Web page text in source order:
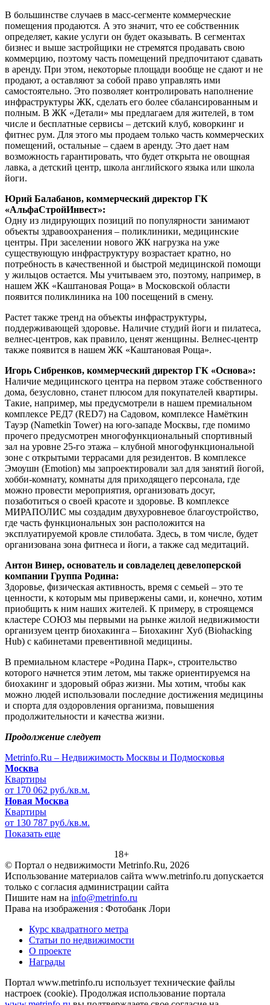
В большинстве случаев в масс-сегменте коммерческие
помещения продаются. А это значит, что ее собственник
определяет, какие услуги он будет оказывать. В сегментах
бизнес и выше застройщики не стремятся продавать свою
коммерцию, поэтому часть помещений предпочитают сдавать
в аренду. При этом, некоторые площади вообще не сдают и не
продают, а оставляют за собой право управлять ими
самостоятельно. Это позволяет контролировать наполнение
инфраструктуры ЖК, сделать его более сбалансированным и
полным. В ЖК «Детали» мы предлагаем для жителей, в том
числе и бесплатные сервисы – детский клуб, коворкинг и
фитнес рум. Для этого мы продаем только часть коммерческих
помещений, остальные – сдаем в аренду. Это дает нам
возможность гарантировать, что будет открыта не овощная
лавка, а детский центр, школа английского языка или школа
йоги.
Юрий Балабанов, коммерческий директор ГК
«АльфаСтройИнвест»:
Одну из лидирующих позиций по популярности занимают
объекты здравоохранения – поликлиники, медицинские
центры. При заселении нового ЖК нагрузка на уже
существующую инфраструктуру возрастает кратно, но
потребность в качественной и быстрой медицинской помощи
у жильцов остается. Мы учитываем это, поэтому, например, в
нашем ЖК «Каштановая Роща» в Московской области
появится поликлиника на 100 посещений в смену.
Растет также тренд на объекты инфраструктуры,
поддерживающей здоровье. Наличие студий йоги и пилатеса,
велнес-центров, как правило, ценят женщины. Велнес-центр
также появится в нашем ЖК «Каштановая Роща».
Игорь Сибренков, коммерческий директор ГК «Основа»:
Наличие медицинского центра на первом этаже собственного
дома, безусловно, станет плюсом для покупателей квартиры.
Такие, например, мы предусмотрели в нашем премиальном
комплексе РЕД7 (RED7) на Садовом, комплексе Намёткин
Тауэр (Nametkin Tower) на юго-западе Москвы, где помимо
прочего предусмотрен многофункциональный спортивный
зал на уровне 25-го этажа – клубной многофункциональной
зоне с открытыми террасами для резидентов. В комплексе
Эмоушн (Emotion) мы запроектировали зал для занятий йогой,
хобби-комнату, комнаты для приходящего персонала, где
можно провести мероприятия, организовать досуг,
позаботиться о своей красоте и здоровье. В комплексе
МИРАПОЛИС мы создадим двухуровневое благоустройство,
где часть функциональных зон расположится на
эксплуатируемой кровле стилобата. Здесь, в том числе, будет
организована зона фитнеса и йоги, а также сад медитаций.
Антон Винер, основатель и совладелец девелоперской
компании Группа Родина:
Здоровье, физическая активность, время с семьей – это те
ценности, к которым мы привержены сами, и, конечно, хотим
приобщить к ним наших жителей. К примеру, в строящемся
кластере СОЮЗ мы первыми на рынке жилой недвижимости
организуем центр биохакинга – Биохакинг Хуб (Biohacking
Hub) с кабинетами превентивной медицины.
В премиальном кластере «Родина Парк», строительство
которого начнется этим летом, мы также ориентируемся на
биохакинг и здоровый образ жизни. Мы хотим, чтобы как
можно людей использовали последние достижения медицины
и спорта для оздоровления организма, повышения
продолжительности и качества жизни.
Продолжение следует
Metrinfo.Ru – Недвижимость Москвы и Подмосковья
Москва
Квартиры
от 170 062 руб./кв.м.
Новая Москва
Квартиры
от 130 787 руб./кв.м.
Показать еще
18+
© Портал о недвижимости Metrinfo.Ru, 2026
Использование материалов сайта www.metrinfo.ru допускается
только с согласия администрации сайта
Пишите нам на info@metrinfo.ru
Права на изображения : Фотобанк Лори
Курс квадратного метра
Статьи по недвижимости
О проекте
Награды
Портал www.metrinfo.ru использует технические файлы
настроек (cookie). Продолжая использование портала